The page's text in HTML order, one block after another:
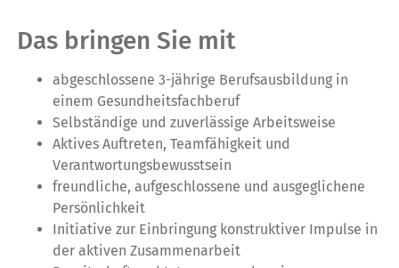
Das bringen Sie mit
abgeschlossene 3-jährige Berufsausbildung in
einem Gesundheitsfachberuf
Selbständige und zuverlässige Arbeitsweise
Aktives Auftreten, Teamfähigkeit und
Verantwortungsbewusstsein
freundliche, aufgeschlossene und ausgeglichene
Persönlichkeit
Initiative zur Einbringung konstruktiver Impulse in
der aktiven Zusammenarbeit